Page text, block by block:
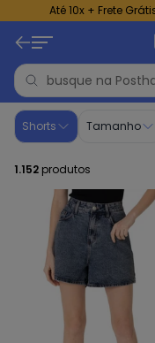
Até 10x + Frete
Shorts Femininos -
Shorts Tamanho
1.152 produtos